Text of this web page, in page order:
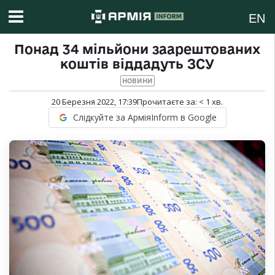
EN
Понад 34 мільйони заарештованих
коштів віддадуть ЗСУ
НОВИНИ
20 Березня 2022, 17:39Прочитаєте за: < 1 хв.
Слідкуйте за АрміяInform в Google